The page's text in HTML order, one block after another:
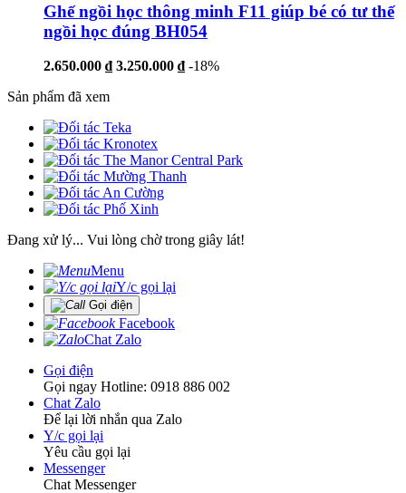
Ghế ngồi học thông minh F11 giúp bé có tư thế
ngồi học đúng BH054
2.650.000 ₫ 3.250.000 ₫ -18%
Sản phẩm đã xem
Đang xử lý... Vui lòng chờ trong giây lát!
Menu
Y/c gọi lại
Gọi điện
Facebook
Chat Zalo
Gọi điện
Gọi ngay Hotline: 0918 886 002
Chat Zalo
Để lại lời nhắn qua Zalo
Y/c gọi lại
Yêu cầu gọi lại
Messenger
Chat Messenger